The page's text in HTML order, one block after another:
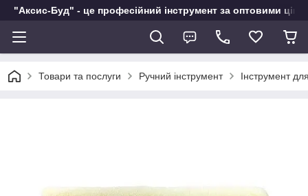
"Аксис-Буд" - це професійний інструмент за оптовими
Товари та послуги Ручний інструмент Інструмент